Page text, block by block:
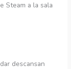
Steam a la sala
descansan